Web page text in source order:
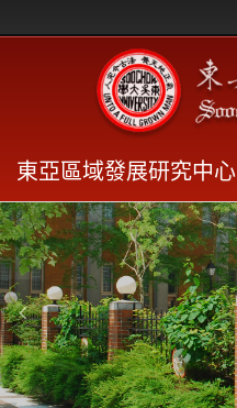
東亞區域發展研究中心